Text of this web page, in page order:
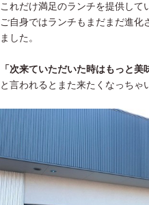
これだけ満足のランチを提供して
ご自身ではランチもまだまだ進
ました。
「次来ていただいた時はもっと美
と言われるとまた来たくなっちゃ